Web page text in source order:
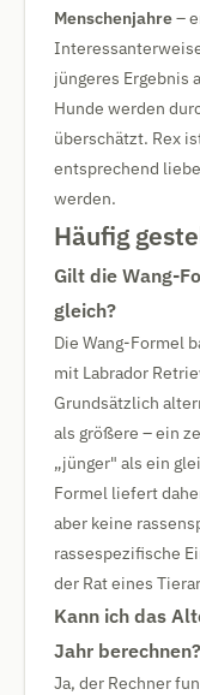
Menschenjahre–
jüngeres Ergebnis
Hunde werden
überschätzt. Rex
entsprechend
werden.
Häufig
Gilt die Wang-
gleich?
Die Wang-Formel
mit Labrador
Grundsätzlich
als größere – ein
„jünger" als ein
Formel liefert
aber keine
rassespezifische
der Rat eines
Kann ich das
Jahr berechnen?
Ja, der Rechner